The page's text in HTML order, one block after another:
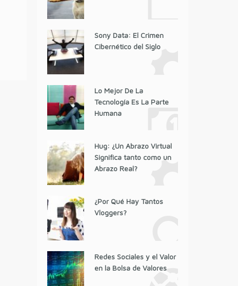
Sony Data: El Crimen
Cibernético del Siglo
Lo Mejor De La
Tecnología Es La Parte
Humana
Hug: ¿Un Abrazo Virtual
Significa tanto como un
Abrazo Real?
¿Por Qué Hay Tantos
Vloggers?
Redes Sociales y el Valor
en la Bolsa de Valores